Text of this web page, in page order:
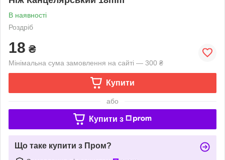
В наявності
Роздріб
18 ₴
Мінімальна сума замовлення на сайті — 300 ₴
Купити
або
Купити з
Що таке купити з Пром?